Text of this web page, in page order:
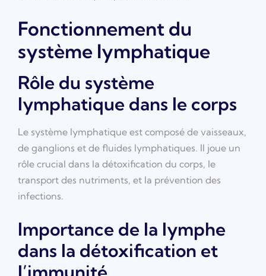
Fonctionnement du
système lymphatique
Rôle du système
lymphatique dans le corps
Le système lymphatique est composé de vaisseaux,
de ganglions et de fluides lymphatiques. Il joue un
rôle crucial dans la détoxification du corps, le
transport des nutriments, et la prévention des
infections.
Importance de la lymphe
dans la détoxification et